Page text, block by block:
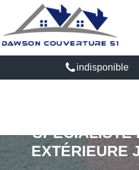
indisponible
SPÉCIALISTE
EXTÉRIEURE